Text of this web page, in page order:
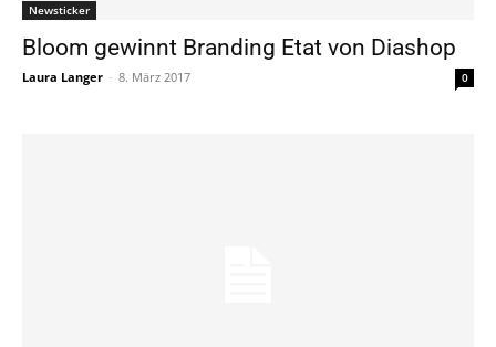
Newsticker
Bloom gewinnt Branding Etat von Diashop
Laura Langer - 8. März 2017 0